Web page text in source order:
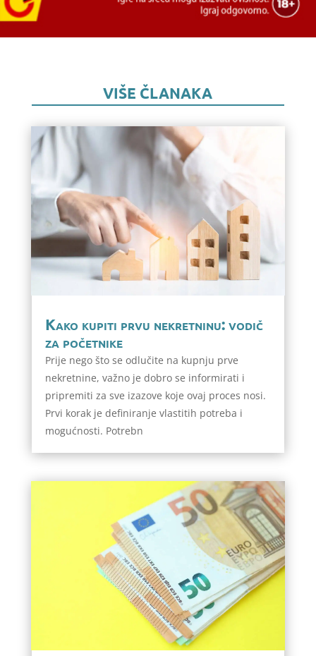
VIŠE ČLANAKA
Kako kupiti prvu nekretninu: vodič
za početnike
Prije nego što se odlučite na kupnju prve
nekretnine, važno je dobro se informirati i
pripremiti za sve izazove koje ovaj proces nosi.
Prvi korak je definiranje vlastitih potreba i
mogućnosti. Potrebn